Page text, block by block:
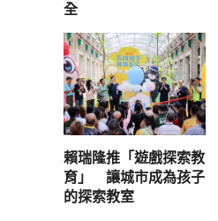
全
賴瑞隆推「遊戲探索教
育」 讓城市成為孩子
的探索教室